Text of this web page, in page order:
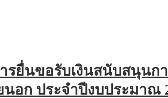
รยื่นขอรับเงินสนับสนุนก
อก ประจำปีงบประมาณ